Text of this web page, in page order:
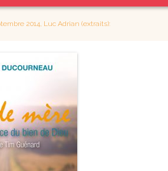
la Bible
Collections livres
Vidéos d’auteurs
2014, Luc Adrian (extraits):